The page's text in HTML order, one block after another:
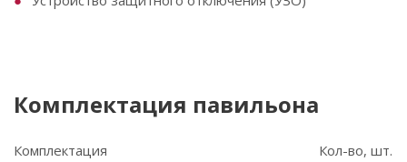
Комплектация павильона
Комплектация
Кол-во, шт.